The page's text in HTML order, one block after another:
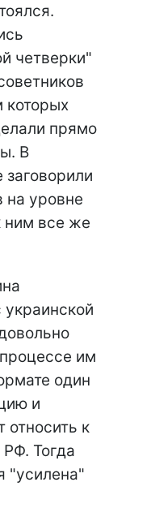
четверки"
которых
прямо
В
на уровне
ним все же
украинской
им
один
и
относить к
Тогда
"усилена"